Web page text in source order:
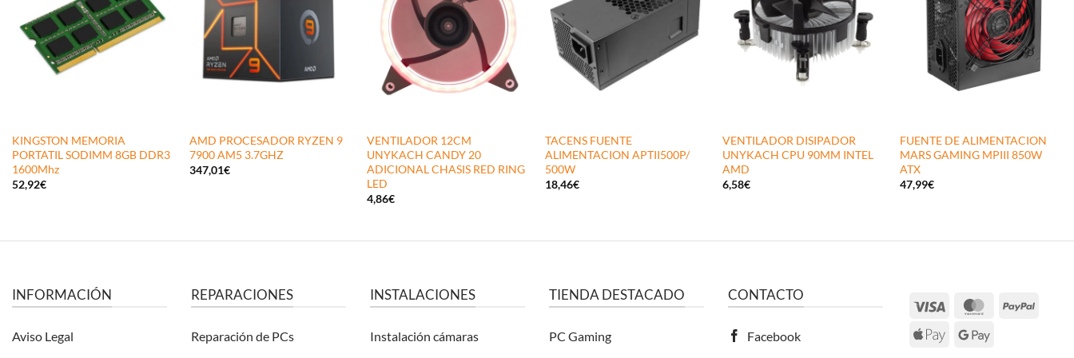
KINGSTON MEMORIA
PORTATIL SODIMM 8GB DDR3
1600Mhz
52,92€
AMD PROCESADOR RYZEN 9
7900 AM5 3.7GHZ
347,01€
VENTILADOR 12CM
UNYKACH CANDY 20
ADICIONAL CHASIS RED RING
LED
4,86€
TACENS FUENTE
ALIMENTACION APTII500P/
500W
18,46€
VENTILADOR DISIPADOR
UNYKACH CPU 90MM INTEL
AMD
6,58€
FUENTE DE ALIMENTACION
MARS GAMING MPIII 850W
ATX
47,99€
INFORMACIÓN
Aviso Legal
REPARACIONES
Reparación de PCs
INSTALACIONES
Instalación cámaras
TIENDA DESTACADO
PC Gaming
CONTACTO
Facebook
Visa MasterCardPayPal
Apple
Google